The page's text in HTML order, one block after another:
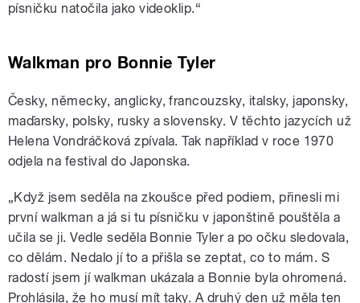
písničku natočila jako videoklip.“
Walkman pro Bonnie Tyler
Česky, německy, anglicky, francouzsky, italsky, japonsky,
maďarsky, polsky, rusky a slovensky. V těchto jazycích už
Helena Vondráčková zpívala. Tak například v roce 1970
odjela na festival do Japonska.
„Když jsem seděla na zkoušce před podiem, přinesli mi
první walkman a já si tu písničku v japonštině pouštěla a
učila se ji. Vedle seděla Bonnie Tyler a po očku sledovala,
co dělám. Nedalo jí to a přišla se zeptat, co to mám. S
radostí jsem jí walkman ukázala a Bonnie byla ohromená.
Prohlásila, že ho musí mít taky. A druhý den už měla ten